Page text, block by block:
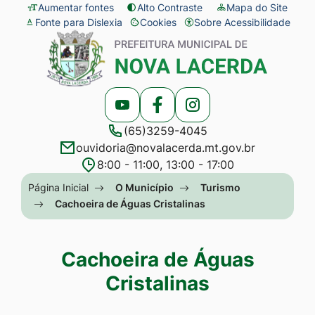
Seção
de
atalhos
acessibilidade
Ir
para
conteúdo
menu
[alt+2]
Ir
Aumentar fontes Alto Contraste
Mapa do Site
Fonte para Dislexia
Cookies
Abrir
preferências
de
cookies
Sobre Acessibilidade
Seção
menu
Acessar
a
Rede
Social
Youtube
Acessar
a
Rede
Social
Facebook
Acessar
a
Rede
Social
Instagram
(65)3259-4045
ouvidoria@novalacerda.mt.gov.br
8:00 - 11:00, 13:00 - 17:00
Seção
do
menu
Página Inicial O Município
Turismo
Cachoeira de Águas Cristalinas
Cachoeira de Águas
Cristalinas